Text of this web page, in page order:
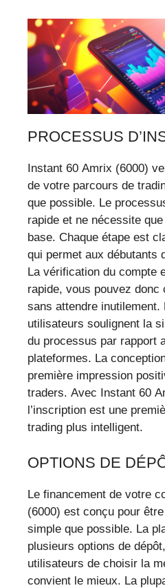
PROCESSUS
Instant 60 Amrix (6000)
de votre parcours de
que possible. Le
rapide et ne nécessite
base. Chaque étape est
qui permet aux débutants
La vérification du compte
rapide, vous pouvez donc
sans attendre inutilement.
utilisateurs soulignent la
du processus par rapport
plateformes. La
première impression
traders. Avec Instant 60
l’inscription est une
trading plus intelligent.
OPTIONS DE
Le financement de votre
(6000) est conçu pour
simple que possible. La
plusieurs options de
utilisateurs de choisir la
convient le mieux. La